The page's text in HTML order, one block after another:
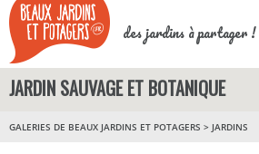
des jardins à partager !
JARDIN SAUVAGE ET BOTANIQUE
GALERIES DE BEAUX JARDINS ET POTAGERS > JARDINS